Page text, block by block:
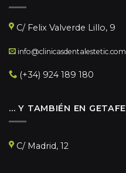
C/ Felix Valverde Lillo, 9
info@clinicasdentalestetic.com
(+34) 924 189 180
… Y TAMBIÉN EN GETAFE
C/ Madrid, 12